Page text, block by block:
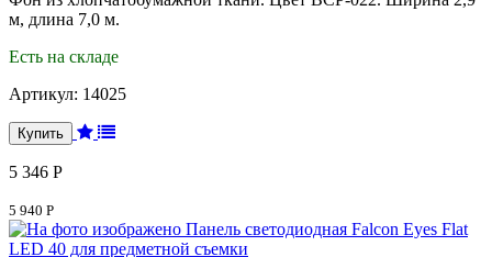
м, длина 7,0 м.
Есть на складе
Артикул: 14025
5 346 Р
5 940 Р